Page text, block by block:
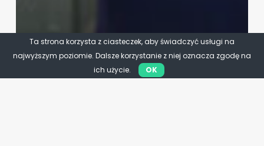
Ta strona korzysta z ciasteczek, aby świadczyć usługi na
najwyższym poziomie. Dalsze korzystanie z niej oznacza zgodę na
ich użycie.
OK